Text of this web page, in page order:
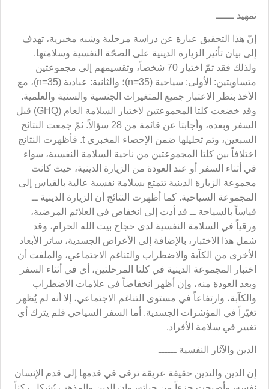
تمهيد ــــــ
إنّ هذا التحقيق عبارة عن دراسة مرحلية وشبه مخبرية، تهدف
إلى بيان تأثير الزيارة الدينية على الصحّة النفسية وسلامتها.
ولذلك فقد تمّ اختيار 70 شخصاً، وتقسيمهم إلى مجموعتين
متساويتين: الأولى: سياحية (n=35)؛ والثانية: عبادية (n=35)، مع
الأخذ بنظر الاعتبار جميع المتغيرات الجنسية والسنية والعلمية.
وقد خضعت كلتا المجموعتين لاختبار السلامة العام (GHQ) قبل
السفر وبعده، وأجابتا عن قائمة من 28 سؤالاً. ثمّ جمعت النتائج
السبعين، وتم تحليلها ضمن الإحصاء المخبري t. فأظهرت النتائج
اختلافاً بين كلتا المجموعتين من ناحية السلامة النفسية، سواء
في أثناء السفر أو عند العودة من الزيارة الدينية، حيث كانت
مجموعة الزيارة الدينية تتمتع بسلامة نفسية عالية بالقياس إلى
المجموعة السياحية. كما أظهرت النتائج أن الزيارة الدينية ــ
قياساً بالسياحة ــ قد أدت إلى انخفاض في العلائم المرضية،
ورقياً في السلامة النفسية لدى حجاج بيت الله الحرام، وقد
شمل هذا الاختبار، بالإضافة إلى الأعراض الجسدية، سائر الأبعاد
الأخرى من الكآبة والاضطراب والتناغم الاجتماعي، والملفت أن
اختبار المجموعة الدينية في كلتا المرحلتين، أي في أثناء السفر
وبعد العودة منه، وإن أظهر انخفاضاً في علامات الاضطراب
والكآبة، وارتفاعاً في مستوى التناغم الاجتماعي، إلا أنه لم يُظهر
تغيّراً في المؤشرات الجسدية. أما السفر السياحي فلم يترك أي
تغيير في سلامة الأفراد.
الدين والآثار النفسية ــــــ
إن الدين والتدين حقيقة عريقة ترقى في قدمها إلى قدم الإنسان